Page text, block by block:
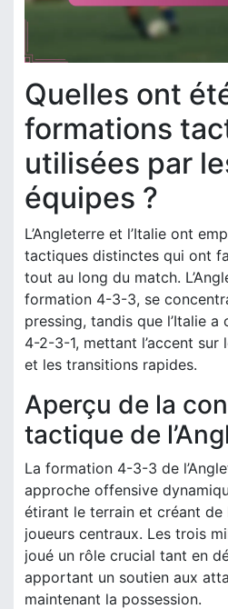
Quelles ont
formations
utilisées par
équipes ?
L’Angleterre et l’Italie ont
tactiques distinctes qui ont
tout au long du match.
formation 4-3-3, se
pressing, tandis que l’Italie
4-2-3-1, mettant l’accent
et les transitions rapides.
Aperçu de la
tactique de
La formation 4-3-3 de
approche offensive
étirant le terrain et créant de
joueurs centraux. Les trois
joué un rôle crucial tant en
apportant un soutien aux
maintenant la possession.